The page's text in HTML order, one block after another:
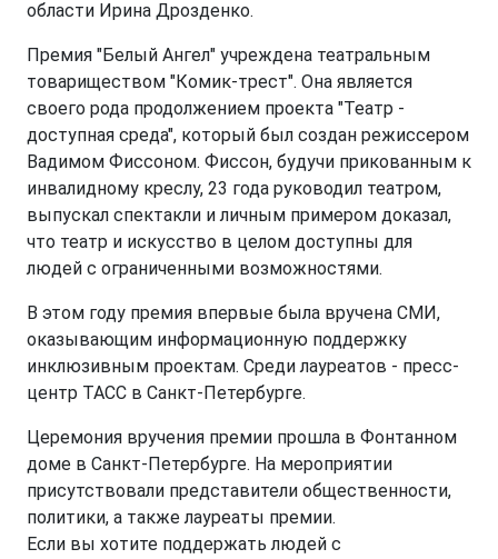
области Ирина Дрозденко.
Премия "Белый Ангел" учреждена театральным
товариществом "Комик-трест". Она является
своего рода продолжением проекта "Театр -
доступная среда", который был создан режиссером
Вадимом Фиссоном. Фиссон, будучи прикованным к
инвалидному креслу, 23 года руководил театром,
выпускал спектакли и личным примером доказал,
что театр и искусство в целом доступны для
людей с ограниченными возможностями.
В этом году премия впервые была вручена СМИ,
оказывающим информационную поддержку
инклюзивным проектам. Среди лауреатов - пресс-
центр ТАСС в Санкт-Петербурге.
Церемония вручения премии прошла в Фонтанном
доме в Санкт-Петербурге. На мероприятии
присутствовали представители общественности,
политики, а также лауреаты премии.
Если вы хотите поддержать людей с